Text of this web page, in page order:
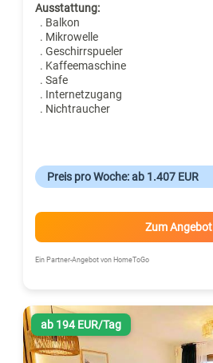
Ausstattung:
. Balkon
. Mikrowelle
. Geschirrspueler
. Kaffeemaschine
. Safe
. Internetzugang
. Nichtraucher
Preis pro Woche: ab 1.407 EUR
Zum Angebot
Ein Partner-Angebot von HomeToGo
ab 194 EUR/Tag